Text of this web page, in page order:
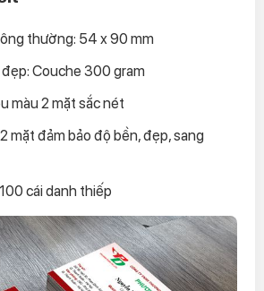
thường: 54 x 90 mm
Couche 300 gram
màu 2 mặt sắc nét
mặt đảm bảo độ bền, đẹp, sang
cái danh thiếp